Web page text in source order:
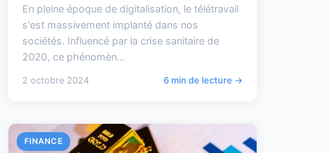
En pleine époque de digitalisation, le télétravail
s'est massivement implanté dans nos
sociétés. Influencé par la crise sanitaire de
2020, ce phénomèn...
2 octobre 2024 6 min de lecture →
FINANCE